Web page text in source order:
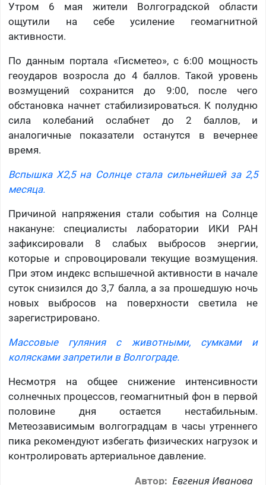
Утром 6 мая жители Волгоградской области
ощутили на себе усиление геомагнитной
активности.
По данным портала «Гисметео», с 6:00 мощность
геоударов возросла до 4 баллов. Такой уровень
возмущений сохранится до 9:00, после чего
обстановка начнет стабилизироваться. К полудню
сила колебаний ослабнет до 2 баллов, и
аналогичные показатели останутся в вечернее
время.
Вспышка X2,5 на Солнце стала сильнейшей за 2,5
месяца.
Причиной напряжения стали события на Солнце
накануне: специалисты лаборатории ИКИ РАН
зафиксировали 8 слабых выбросов энергии,
которые и спровоцировали текущие возмущения.
При этом индекс вспышечной активности в начале
суток снизился до 3,7 балла, а за прошедшую ночь
новых выбросов на поверхности светила не
зарегистрировано.
Массовые гуляния с животными, сумками и
колясками запретили в Волгограде.
Несмотря на общее снижение интенсивности
солнечных процессов, геомагнитный фон в первой
половине дня остается нестабильным.
Метеозависимым волгоградцам в часы утреннего
пика рекомендуют избегать физических нагрузок и
контролировать артериальное давление.
Автор: Евгения Иванова